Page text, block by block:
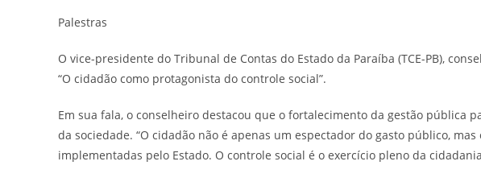
Palestras
O vice-presidente do Tribunal de Contas do Estado da Paraíba (TCE-PB),
“O cidadão como protagonista do controle social”.
Em sua fala, o conselheiro destacou que o fortalecimento da gestão pública
da sociedade. “O cidadão não é apenas um espectador do gasto público,
implementadas pelo Estado. O controle social é o exercício pleno da